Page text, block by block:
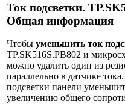
Ток подсветки.
Общая информация
Чтобы уменьшить ток
TP.SK516S.PB802 и
можно удалить один из
параллельно в датчике
подсветки панели
увеличению общего